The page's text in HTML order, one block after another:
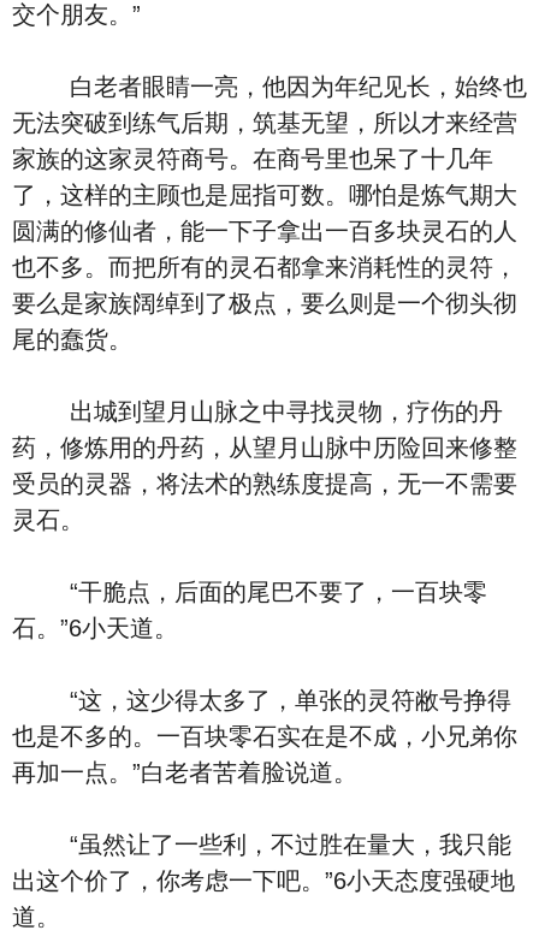
交个朋友。”
白老者眼睛一亮，他因为年纪见长，始终也
无法突破到练气后期，筑基无望，所以才来经营
家族的这家灵符商号。在商号里也呆了十几年
了，这样的主顾也是屈指可数。哪怕是炼气期大
圆满的修仙者，能一下子拿出一百多块灵石的人
也不多。而把所有的灵石都拿来消耗性的灵符，
要么是家族阔绰到了极点，要么则是一个彻头彻
尾的蠢货。
出城到望月山脉之中寻找灵物，疗伤的丹
药，修炼用的丹药，从望月山脉中历险回来修整
受员的灵器，将法术的熟练度提高，无一不需要
灵石。
“干脆点，后面的尾巴不要了，一百块零
石。”6小天道。
“这，这少得太多了，单张的灵符敝号挣得
也是不多的。一百块零石实在是不成，小兄弟你
再加一点。”白老者苦着脸说道。
“虽然让了一些利，不过胜在量大，我只能
出这个价了，你考虑一下吧。”6小天态度强硬地
道。